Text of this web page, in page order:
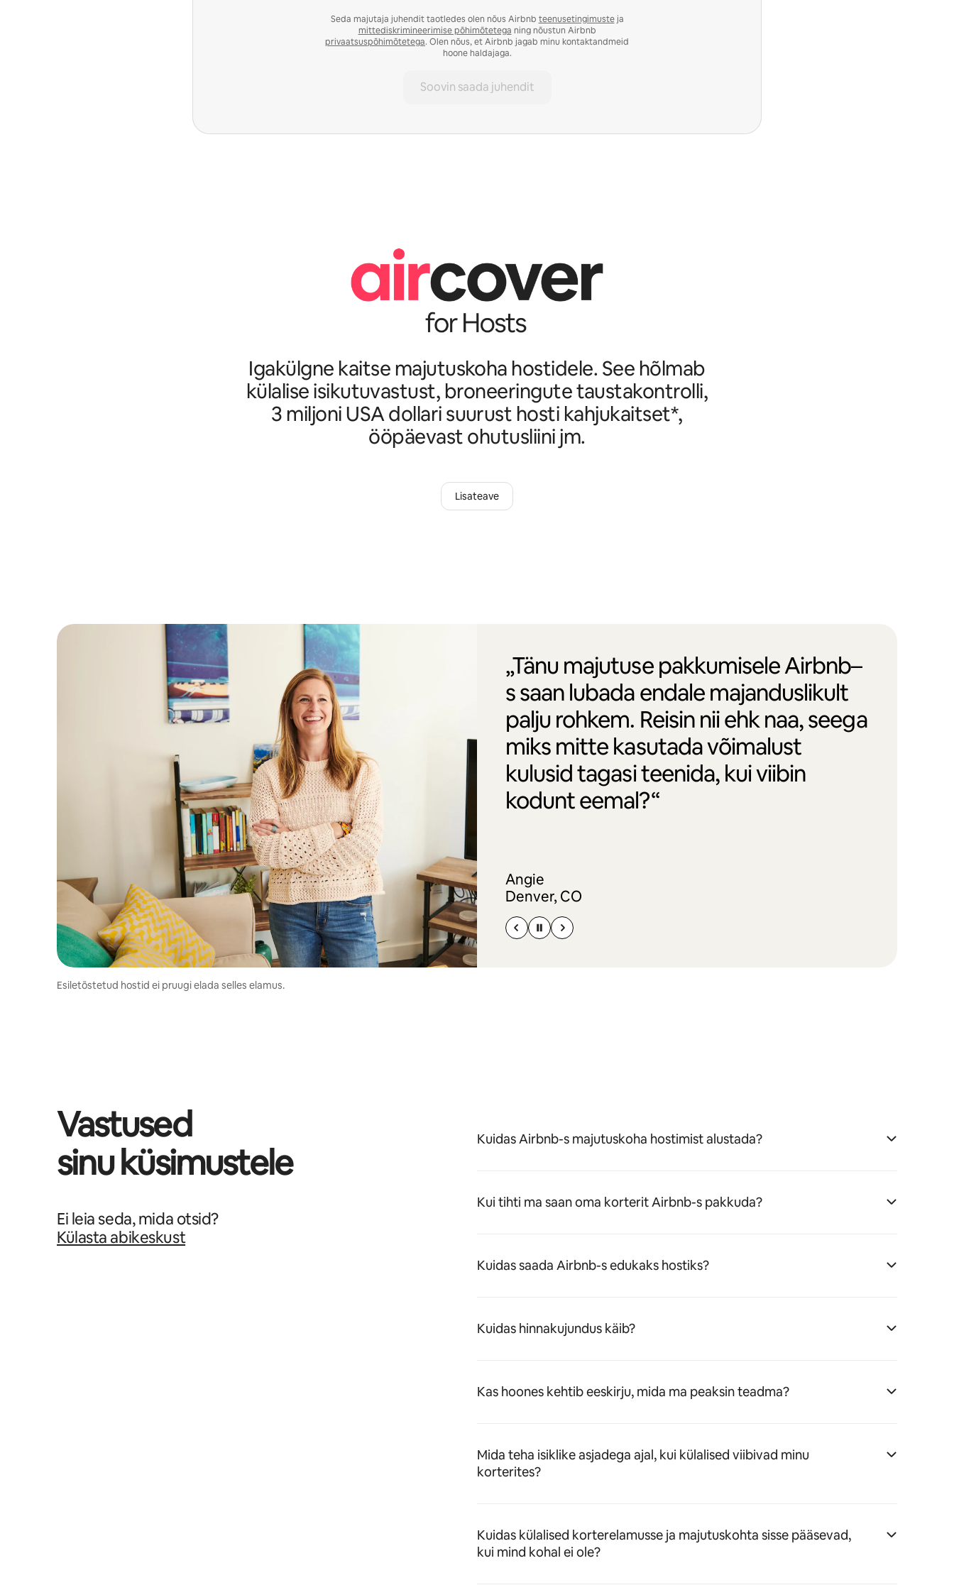
Seda majutaja juhendit taotledes olen nõus Airbnb teenusetingimusteja
mittediskrimineerimise põhimõtetega ning nõustun Airbnb
privaatsuspõhimõtetega. Olen nõus, et Airbnb jagab minu kontaktandmeid
hoone haldajaga.
Soovin saada juhendit
Igakülgne kaitse majutuskoha hostidele. See hõlmab
külalise isikutuvastust, broneeringute taustakontrolli,
3 miljoni USA dollari suurust hosti kahjukaitset*,
ööpäevast ohutusliini jm.
Lisateave
„Tänu majutuse pakkumisele Airbnb–
s saan lubada endale majanduslikult
palju rohkem. Reisin nii ehk naa, seega
miks mitte kasutada võimalust
kulusid tagasi teenida, kui viibin
kodunt eemal?“
Angie
Denver, CO
Esiletõstetud hostid ei pruugi elada selles elamus.
Vastused
sinu küsimustele
Ei leia seda, mida otsid?
Külasta abikeskust
Kuidas Airbnb-s majutuskoha hostimist alustada?
Kui tihti ma saan oma korterit Airbnb-s pakkuda?
Kuidas saada Airbnb-s edukaks hostiks?
Kuidas hinnakujundus käib?
Kas hoones kehtib eeskirju, mida ma peaksin teadma?
Mida teha isiklike asjadega ajal, kui külalised viibivad minu
korterites?
Kuidas külalised korterelamusse ja majutuskohta sisse pääsevad,
kui mind kohal ei ole?